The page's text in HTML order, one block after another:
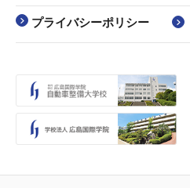
プライバシーポリシー